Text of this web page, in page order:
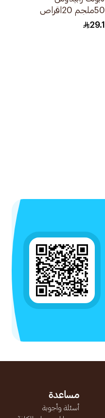
50ملجم 20اقراص
29.1
مساعدة
أسئلة وأجوبة